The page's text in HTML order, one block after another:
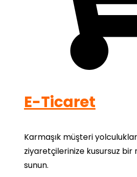
E-Ticaret
Karmaşık müşteri
ziyaretçilerinize kusursuz
sunun.